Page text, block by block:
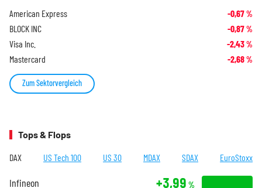
American Express -0,67%
BLOCK INC -0,87%
Visa Inc. -2,43%
Mastercard -2,68%
Zum Sektorvergleich
Tops & Flops
DAX US Tech 100 US 30 MDAX SDAX EuroStoxx
Infineon +3,99 %